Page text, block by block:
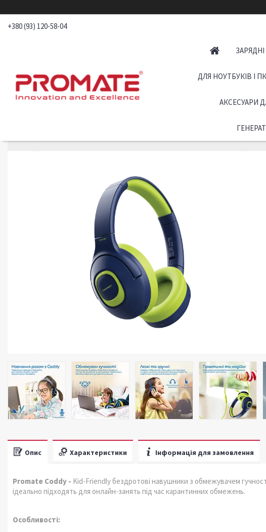
+380 (93) 120-58-04
ЗАРЯДНІ
ДЛЯ НОУТБУКІВ І ПК
АКСЕСУАРИ
Опис Характеристики Інформація для замовлення
Promate Coddy - Kid-Friendly бездротові навушники з обмежувачем
ідеально підходять для онлайн-занять під час карантинних обмежень.
Особливості: